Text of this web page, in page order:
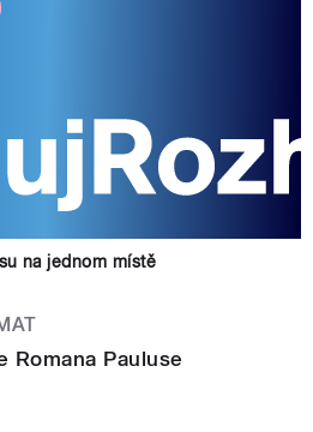
na jednom místě
Romana Pauluse